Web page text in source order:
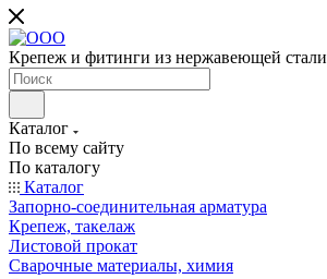
Крепеж и фитинги из нержавеющей стали
Каталог
По всему сайту
По каталогу
Каталог
Запорно-соединительная арматура
Крепеж, такелаж
Листовой прокат
Сварочные материалы, химия